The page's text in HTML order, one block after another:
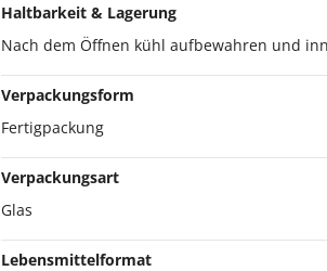
Haltbarkeit & Lagerung
Nach dem Öffnen kühl aufbewahren und
Verpackungsform
Fertigpackung
Verpackungsart
Glas
Lebensmittelformat